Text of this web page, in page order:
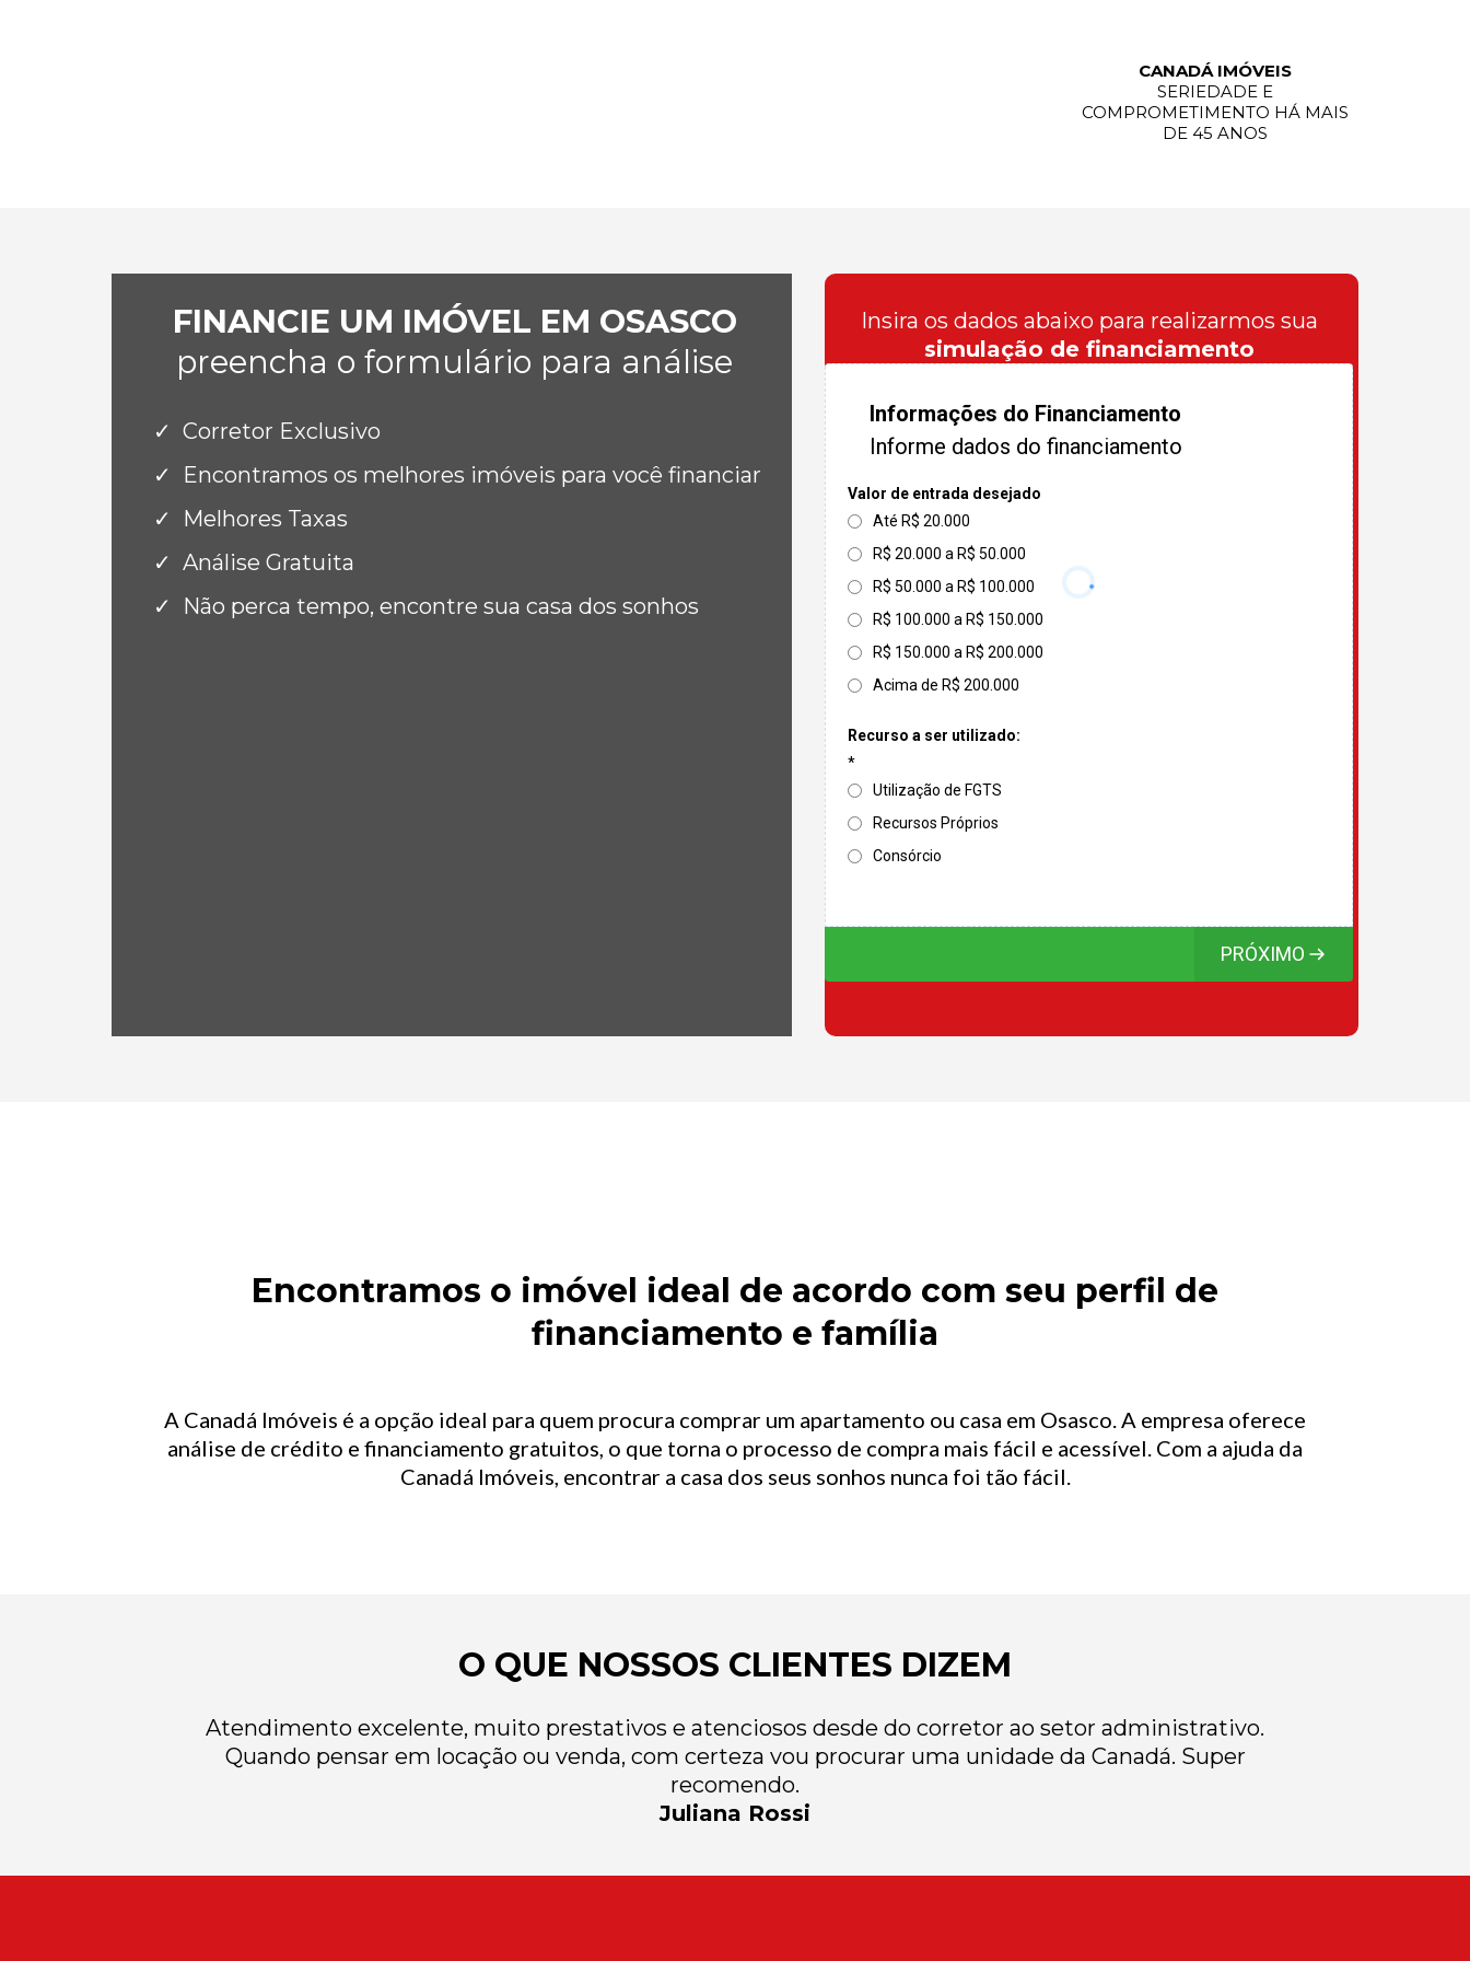
CANADÁ IMÓVEIS
SERIEDADE E
COMPROMETIMENTO HÁ MAIS
DE 45 ANOS
FINANCIE UM IMÓVEL EM OSASCO
preencha o formulário para análise
Corretor Exclusivo
Encontramos os melhores imóveis para você financiar
Melhores Taxas
Análise Gratuita
Não perca tempo, encontre sua casa dos sonhos
Insira os dados abaixo para realizarmos sua
simulação de financiamento
Informações do Financiamento
Informe dados do financiamento
Valor de entrada desejado
Até R$ 20.000
R$ 20.000 a R$ 50.000
R$ 50.000 a R$ 100.000
R$ 100.000 a R$ 150.000
R$ 150.000 a R$ 200.000
Acima de R$ 200.000
Recurso a ser utilizado:
*
Utilização de FGTS
Recursos Próprios
Consórcio
PRÓXIMO
Encontramos o imóvel ideal de acordo com seu perfil de
financiamento e família
A Canadá Imóveis é a opção ideal para quem procura comprar um apartamento ou casa em Osasco. A empresa oferece
análise de crédito e financiamento gratuitos, o que torna o processo de compra mais fácil e acessível. Com a ajuda da
Canadá Imóveis, encontrar a casa dos seus sonhos nunca foi tão fácil.
O QUE NOSSOS CLIENTES DIZEM
Atendimento excelente, muito prestativos e atenciosos desde do corretor ao setor administrativo.
Quando pensar em locação ou venda, com certeza vou procurar uma unidade da Canadá. Super
recomendo.
Juliana Rossi